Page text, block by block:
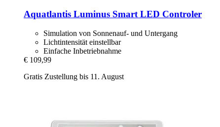
Aquatlantis Luminus Smart LED Controler
Simulation von Sonnenauf- und Untergang
Lichtintensität einstellbar
Einfache Inbetriebnahme
€ 109,99
Gratis Zustellung bis 11. August